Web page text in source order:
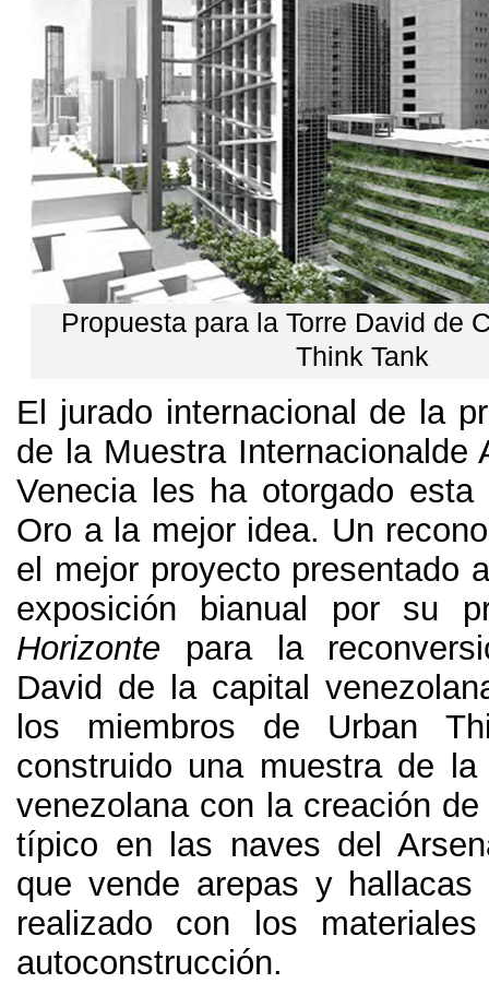
Propuesta para la Torre David de
Think Tank
El jurado internacional de la
de la Muestra Internacionalde
Venecia les ha otorgado
Oro a la mejor idea. Un
el mejor proyecto presentado
exposición bianual por su
Horizonte
para la
David de la capital
los miembros de Urban
construido una muestra de
venezolana con la creación
típico en las naves del
que vende arepas y
realizado con los
autoconstrucción.